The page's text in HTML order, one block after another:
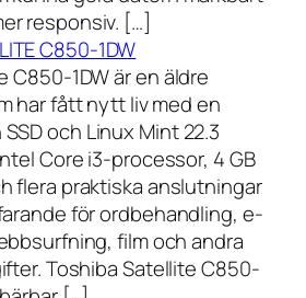
responsiv. […]
C850-1DW
C850-1DW är en äldre
har fått nytt liv med en
och Linux Mint 22.3
Core i3-processor, 4 GB
flera praktiska anslutningar
för ordbehandling, e-
film och andra
Toshiba Satellite C850-